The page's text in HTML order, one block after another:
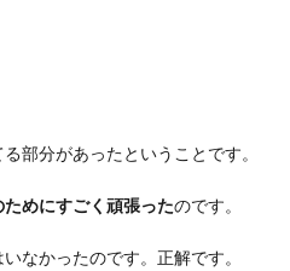
部分があったということです。
ためにすごく頑張ったのです。
なかったのです。正解です。